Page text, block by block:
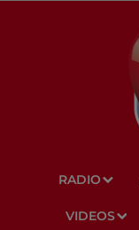
RADIO
VIDEOS